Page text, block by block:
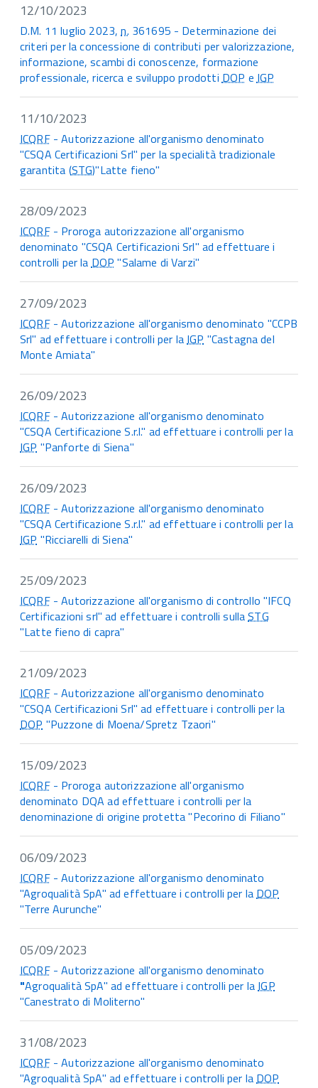
12/10/2023
D.M. 11 luglio 2023,n. 361695 - Determinazione dei
criteri per la concessione di contributi per valorizzazione,
informazione, scambi di conoscenze, formazione
professionale, ricerca e sviluppo prodottiDOP eIGP
11/10/2023
ICQRF- Autorizzazione all'organismo denominato
"CSQA Certificazioni Srl" per la specialità tradizionale
garantita (STG)"Latte fieno"
28/09/2023
ICQRF- Proroga autorizzazione all'organismo
denominato "CSQA Certificazioni Srl" ad effettuare i
controlli per laDOP "Salame di Varzi"
27/09/2023
ICQRF- Autorizzazione all'organismo denominato "CCPB
Srl" ad effettuare i controlli per laIGP "Castagna del
Monte Amiata"
26/09/2023
ICQRF- Autorizzazione all'organismo denominato
"CSQA Certificazione S.r.l." ad effettuare i controlli per la
IGP "Panforte di Siena"
26/09/2023
ICQRF- Autorizzazione all'organismo denominato
"CSQA Certificazione S.r.l." ad effettuare i controlli per la
IGP "Ricciarelli di Siena"
25/09/2023
ICQRF- Autorizzazione all'organismo di controllo "IFCQ
Certificazioni srl" ad effettuare i controlli sullaSTG
"Latte fieno di capra"
21/09/2023
ICQRF- Autorizzazione all'organismo denominato
"CSQA Certificazioni Srl" ad effettuare i controlli per la
DOP "Puzzone di Moena/Spretz Tzaori"
15/09/2023
ICQRF- Proroga autorizzazione all'organismo
denominato DQA ad effettuare i controlli per la
denominazione di origine protetta "Pecorino di Filiano"
06/09/2023
ICQRF- Autorizzazione all'organismo denominato
"Agroqualità SpA" ad effettuare i controlli per laDOP
"Terre Aurunche"
05/09/2023
ICQRF- Autorizzazione all'organismo denominato
"Agroqualità SpA" ad effettuare i controlli per laIGP
"Canestrato di Moliterno"
31/08/2023
ICQRF- Autorizzazione all'organismo denominato
"Agroqualità SpA" ad effettuare i controlli per laDOP